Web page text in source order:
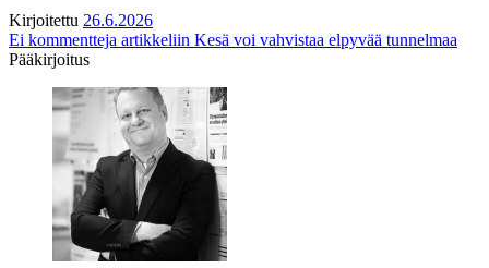
Kirjoitettu 26.6.2026
Ei kommentteja artikkeliin Kesä voi vahvistaa elpyvää tunnelmaa
Pääkirjoitus